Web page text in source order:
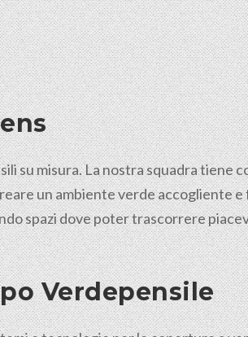
su misura. La nostra squadra tiene
un ambiente verde accogliente
spazi dove poter trascorrere
Verdepensile